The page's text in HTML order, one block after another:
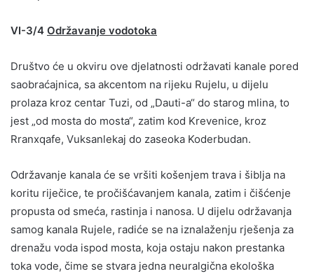
VI-3/4 Održavanje vodotoka
Društvo će u okviru ove djelatnosti održavati kanale pored
saobraćajnica, sa akcentom na rijeku Rujelu, u dijelu
prolaza kroz centar Tuzi, od „Dauti-a“ do starog mlina, to
jest „od mosta do mosta“, zatim kod Krevenice, kroz
Rranxqafe, Vuksanlekaj do zaseoka Koderbudan.
Održavanje kanala će se vršiti košenjem trava i šiblja na
koritu riječice, te pročišćavanjem kanala, zatim i čišćenje
propusta od smeća, rastinja i nanosa. U dijelu održavanja
samog kanala Rujele, radiće se na iznalaženju rješenja za
drenažu voda ispod mosta, koja ostaju nakon prestanka
toka vode, čime se stvara jedna neuralgična ekološka